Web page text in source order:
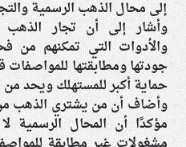
إلى محال الذهب الرسمية
وأشار إلى أن تجار الذهب
والأدوات التي تمكنهم من
جودتها ومطابقتها للمواصفات
حماية أكبر للمستهلك ويحد
وأضاف أن من يشتري الذهب
مؤكدًا أن المحال الرسمية